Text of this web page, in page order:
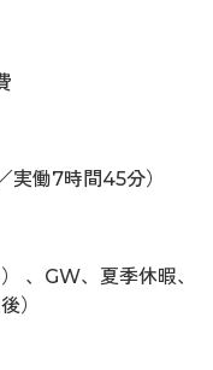
働7時間45分）
、GW、夏季休暇、
）